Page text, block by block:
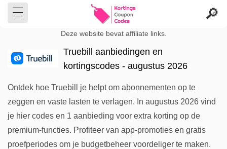
Deze website bevat affiliate links.
Truebill aanbiedingen en
kortingscodes - augustus 2026
Ontdek hoe Truebill je helpt om abonnementen op te
zeggen en vaste lasten te verlagen. In augustus 2026 vind
je hier codes en 1 aanbieding voor extra korting op de
premium-functies. Profiteer van app-promoties en gratis
proefperiodes om je budgetbeheer voordeliger te maken.